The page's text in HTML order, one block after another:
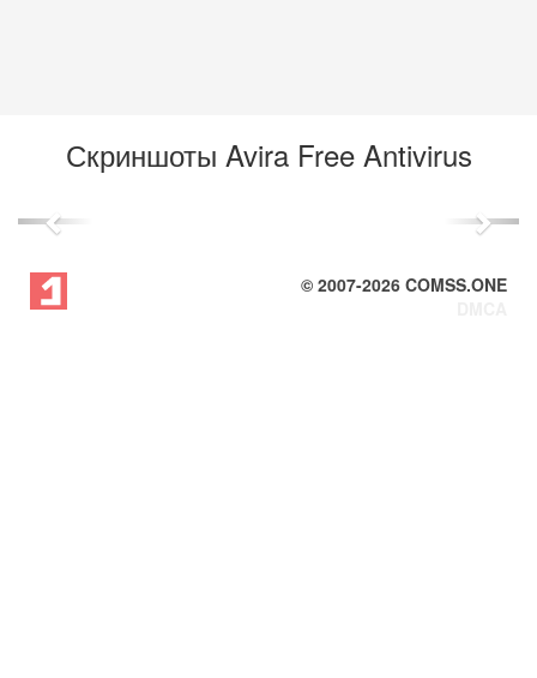
Скриншоты Avira Free Antivirus
Previous Next
© 2007-2026 COMSS.ONE